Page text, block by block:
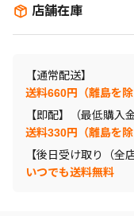
店舗在庫
【通常配送】
送料660円（離島を
【即配】（最低購入
送料330円（離島を
【後日受け取り（全
いつでも送料無料